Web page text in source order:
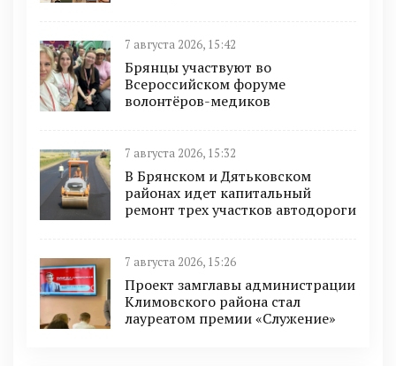
7 августа 2026, 15:42
Брянцы участвуют во
Всероссийском форуме
волонтёров-медиков
7 августа 2026, 15:32
В Брянском и Дятьковском
районах идет капитальный
ремонт трех участков автодороги
7 августа 2026, 15:26
Проект замглавы администрации
Климовского района стал
лауреатом премии «Служение»